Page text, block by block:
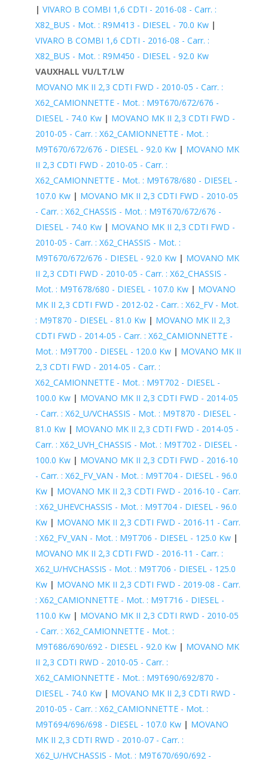
| VIVARO B COMBI 1,6 CDTI - 2016-08 - Carr. :
X82_BUS - Mot. : R9M413 - DIESEL - 70.0 Kw|
VIVARO B COMBI 1,6 CDTI - 2016-08 - Carr. :
X82_BUS - Mot. : R9M450 - DIESEL - 92.0 Kw
VAUXHALL VU/LT/LW
MOVANO MK II 2,3 CDTI FWD - 2010-05 - Carr. :
X62_CAMIONNETTE - Mot. : M9T670/672/676 -
DIESEL - 74.0 Kw| MOVANO MK II 2,3 CDTI FWD -
2010-05 - Carr. : X62_CAMIONNETTE - Mot. :
M9T670/672/676 - DIESEL - 92.0 Kw| MOVANO MK
II 2,3 CDTI FWD - 2010-05 - Carr. :
X62_CAMIONNETTE - Mot. : M9T678/680 - DIESEL -
107.0 Kw| MOVANO MK II 2,3 CDTI FWD - 2010-05
- Carr. : X62_CHASSIS - Mot. : M9T670/672/676 -
DIESEL - 74.0 Kw| MOVANO MK II 2,3 CDTI FWD -
2010-05 - Carr. : X62_CHASSIS - Mot. :
M9T670/672/676 - DIESEL - 92.0 Kw| MOVANO MK
II 2,3 CDTI FWD - 2010-05 - Carr. : X62_CHASSIS -
Mot. : M9T678/680 - DIESEL - 107.0 Kw| MOVANO
MK II 2,3 CDTI FWD - 2012-02 - Carr. : X62_FV - Mot.
: M9T870 - DIESEL - 81.0 Kw| MOVANO MK II 2,3
CDTI FWD - 2014-05 - Carr. : X62_CAMIONNETTE -
Mot. : M9T700 - DIESEL - 120.0 Kw| MOVANO MK II
2,3 CDTI FWD - 2014-05 - Carr. :
X62_CAMIONNETTE - Mot. : M9T702 - DIESEL -
100.0 Kw| MOVANO MK II 2,3 CDTI FWD - 2014-05
- Carr. : X62_U/VCHASSIS - Mot. : M9T870 - DIESEL -
81.0 Kw| MOVANO MK II 2,3 CDTI FWD - 2014-05 -
Carr. : X62_UVH_CHASSIS - Mot. : M9T702 - DIESEL -
100.0 Kw| MOVANO MK II 2,3 CDTI FWD - 2016-10
- Carr. : X62_FV_VAN - Mot. : M9T704 - DIESEL - 96.0
Kw| MOVANO MK II 2,3 CDTI FWD - 2016-10 - Carr.
: X62_UHEVCHASSIS - Mot. : M9T704 - DIESEL - 96.0
Kw| MOVANO MK II 2,3 CDTI FWD - 2016-11 - Carr.
: X62_FV_VAN - Mot. : M9T706 - DIESEL - 125.0 Kw|
MOVANO MK II 2,3 CDTI FWD - 2016-11 - Carr. :
X62_U/HVCHASSIS - Mot. : M9T706 - DIESEL - 125.0
Kw| MOVANO MK II 2,3 CDTI FWD - 2019-08 - Carr.
: X62_CAMIONNETTE - Mot. : M9T716 - DIESEL -
110.0 Kw| MOVANO MK II 2,3 CDTI RWD - 2010-05
- Carr. : X62_CAMIONNETTE - Mot. :
M9T686/690/692 - DIESEL - 92.0 Kw| MOVANO MK
II 2,3 CDTI RWD - 2010-05 - Carr. :
X62_CAMIONNETTE - Mot. : M9T690/692/870 -
DIESEL - 74.0 Kw| MOVANO MK II 2,3 CDTI RWD -
2010-05 - Carr. : X62_CAMIONNETTE - Mot. :
M9T694/696/698 - DIESEL - 107.0 Kw| MOVANO
MK II 2,3 CDTI RWD - 2010-07 - Carr. :
X62_U/HVCHASSIS - Mot. : M9T670/690/692 -